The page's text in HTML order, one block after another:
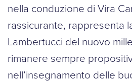
nella conduzione di Vira
rassicurante, rappresenta
Lambertucci del nuovo
rimanere sempre
nell’insegnamento delle